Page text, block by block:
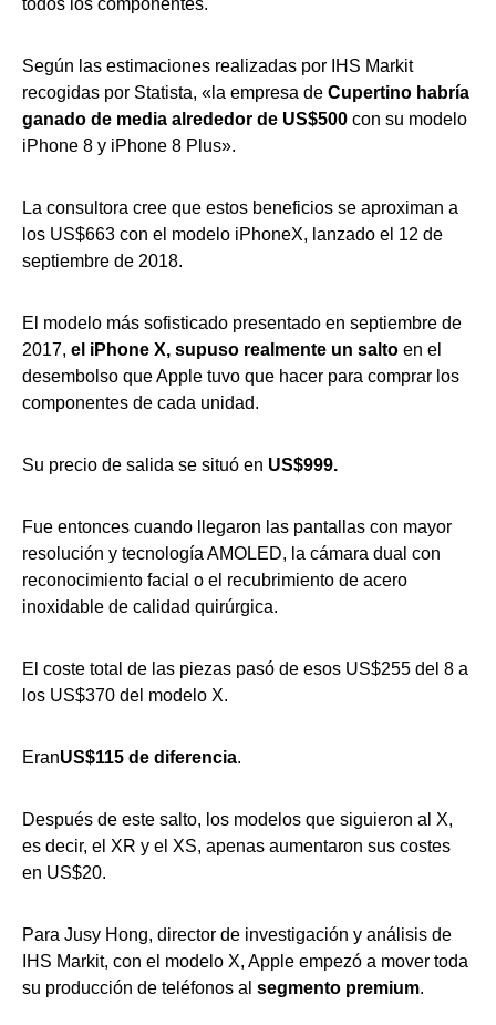
todos los componentes.
Según las estimaciones realizadas por IHS Markit
recogidas por Statista, «la empresa de Cupertino habría
ganado de media alrededor de US$500 con su modelo
iPhone 8 y iPhone 8 Plus».
La consultora cree que estos beneficios se aproximan a
los US$663 con el modelo iPhoneX, lanzado el 12 de
septiembre de 2018.
El modelo más sofisticado presentado en septiembre de
2017, el iPhone X, supuso realmente un salto en el
desembolso que Apple tuvo que hacer para comprar los
componentes de cada unidad.
Su precio de salida se situó en US$999.
Fue entonces cuando llegaron las pantallas con mayor
resolución y tecnología AMOLED, la cámara dual con
reconocimiento facial o el recubrimiento de acero
inoxidable de calidad quirúrgica.
El coste total de las piezas pasó de esos US$255 del 8 a
los US$370 del modelo X.
EranUS$115 de diferencia.
Después de este salto, los modelos que siguieron al X,
es decir, el XR y el XS, apenas aumentaron sus costes
en US$20.
Para Jusy Hong, director de investigación y análisis de
IHS Markit, con el modelo X, Apple empezó a mover toda
su producción de teléfonos al segmento premium.